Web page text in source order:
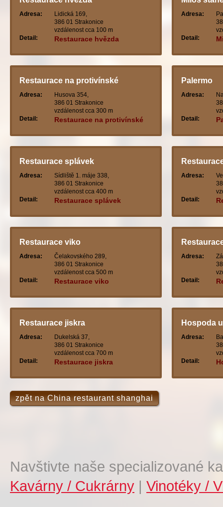
Adresa:
Lidická 169,
386 01 Strakonice
vzdálenost cca 100 m
Detail:
Restaurace hvězda
Adresa:
Detail:
Restaurace na protivínské
Adresa:
Husova 354,
386 01 Strakonice
vzdálenost cca 300 m
Detail:
Restaurace na protivínské
Palermo
Adresa:
Detail:
Restaurace splávek
Adresa:
Sídliště 1. máje 338,
386 01 Strakonice
vzdálenost cca 400 m
Detail:
Restaurace splávek
Adresa:
Detail:
Restaurace viko
Adresa:
Čelakovského 289,
386 01 Strakonice
vzdálenost cca 500 m
Detail:
Restaurace viko
Adresa:
Detail:
Restaurace jiskra
Adresa:
Dukelská 37,
386 01 Strakonice
vzdálenost cca 700 m
Detail:
Restaurace jiskra
Hospoda
Adresa:
Detail:
zpět na China restaurant shanghai
Navštivte naše specializované
Kavárny / Cukrárny | Vinotéky /